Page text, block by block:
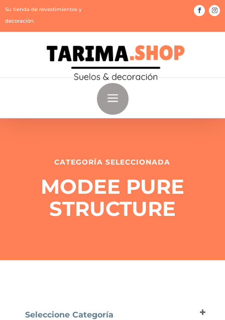
Su tienda de revestimientos y
decoración.
a
CATEGORÍA SELECCIONADA
MODEE PURE
STRUCTURE
Seleccione Categoría